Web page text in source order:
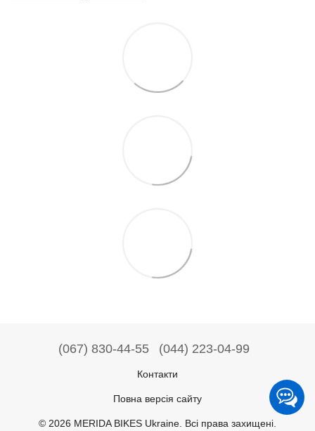
(067) 830-44-55 (044) 223-04-99
Контакти
Повна версія сайту
© 2026 MERIDA BIKES Ukraine. Всі права захищені.